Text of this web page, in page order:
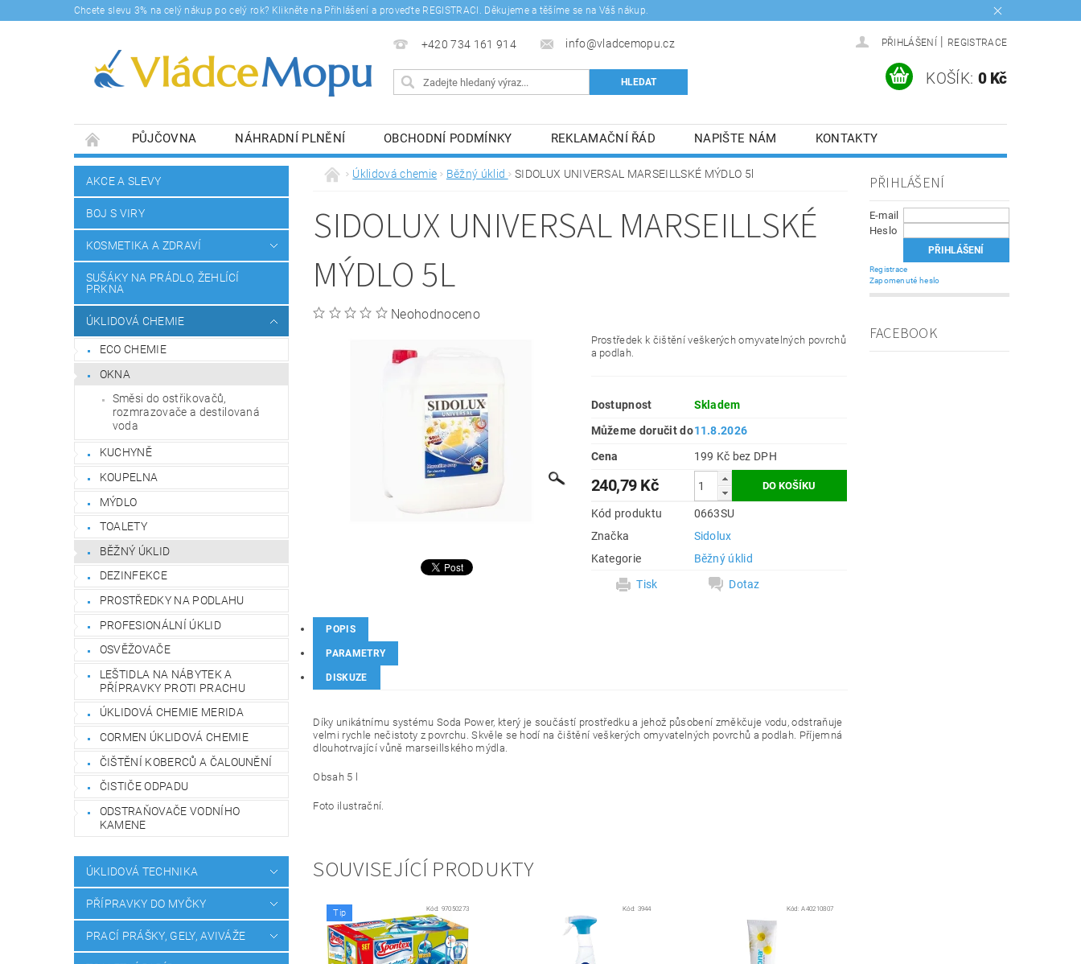
Chcete slevu 3% na celý nákup po celý rok? Klikněte na Přihlášení a proveďte REGISTRACI. Děkujeme a těšíme se na Váš nákup.
+420 734 161 914 info@vladcemopu.cz PŘIHLÁŠENÍ REGISTRACE
KOŠÍK: 0 Kč
PŮJČOVNA NÁHRADNÍ PLNĚNÍ OBCHODNÍ PODMÍNKY REKLAMAČNÍ ŘÁD NAPIŠTE NÁM
KONTAKTY
DOPRAVY A PLATBA
BLOG SOUHLASÍM SE ZPRACOVÁNÍM OSOBNÍCH ÚDAJŮ.
AKCE A SLEVY
BOJ S VIRY
KOSMETIKA A ZDRAVÍ
SUŠÁKY NA PRÁDLO, ŽEHLÍCÍ
PRKNA
ÚKLIDOVÁ CHEMIE
ECO CHEMIE
OKNA
Směsi do ostřikovačů,
rozmrazovače a destilovaná
voda
KUCHYNĚ
KOUPELNA
MÝDLO
TOALETY
BĚŽNÝ ÚKLID
DEZINFEKCE
PROSTŘEDKY NA PODLAHU
PROFESIONÁLNÍ ÚKLID
OSVĚŽOVAČE
LEŠTIDLA NA NÁBYTEK A
PŘÍPRAVKY PROTI PRACHU
ÚKLIDOVÁ CHEMIE MERIDA
CORMEN ÚKLIDOVÁ CHEMIE
ČIŠTĚNÍ KOBERCŮ A ČALOUNĚNÍ
ČISTIČE ODPADU
ODSTRAŇOVAČE VODNÍHO
KAMENE
ÚKLIDOVÁ TECHNIKA
PŘÍPRAVKY DO MYČKY
PRACÍ PRÁŠKY, GELY, AVIVÁŽE
Úklidová chemie Běžný úklid SIDOLUX UNIVERSAL MARSEILLSKÉ MÝDLO 5l
SIDOLUX UNIVERSAL MARSEILLSKÉ
MÝDLO 5L
Neohodnoceno
Prostředek k čištění veškerých omyvatelných povrchů
a podlah.
Dostupnost
Skladem
Můžeme doručit do11.8.2026
Cena
199 Kč bez DPH
240,79 Kč
Kód produktu
0663SU
Značka
Sidolux
Kategorie
Běžný úklid
Tisk
Dotaz
POPIS
PARAMETRY
DISKUZE
Díky unikátnímu systému Soda Power, který je součástí prostředku a jehož působení změkčuje vodu, odstraňuje
velmi rychle nečistoty z povrchu. Skvěle se hodí na čištění veškerých omyvatelných povrchů a podlah. Příjemná
dlouhotrvající vůně marseillského mýdla.
Obsah 5 l
Foto ilustrační.
SOUVISEJÍCÍ PRODUKTY
Tip Kód: 97050273 Kód: 3944 Kód:A40210807
PŘIHLÁŠENÍ
E-mail
Heslo
Registrace
Zapomenuté heslo
FACEBOOK